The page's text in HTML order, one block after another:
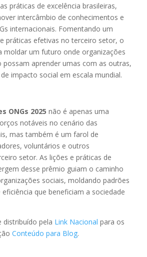
práticas de excelência brasileiras,
intercâmbio de conhecimentos e
internacionais. Fomentando um
práticas efetivas no terceiro setor, o
moldar um futuro onde organizações
aprender umas com as outras,
impacto social em escala mundial.
ONGs 2025 não é apenas uma
notáveis no cenário das
mas também é um farol de
voluntários e outros
setor. As lições e práticas de
desse prêmio guiam o caminho
sociais, moldando padrões
que beneficiam a sociedade
pela Link Nacional para os
Conteúdo para Blog.